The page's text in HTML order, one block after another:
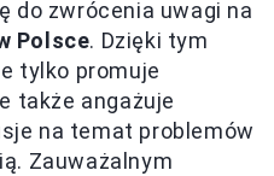
do zwrócenia uwagi na
Polsce. Dzięki tym
tylko promuje
także angażuje
na temat problemów
Zauważalnym